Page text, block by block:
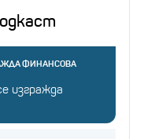
ФИНАНСОВА
изгражда